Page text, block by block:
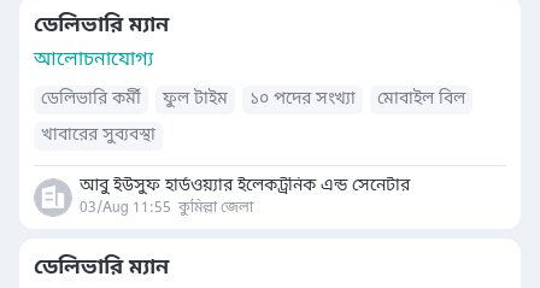
ডেলিভারি ম্যান
আলোচনাযোগ্য
ডেলিভারি কর্মী ফুল টাইম ১০ পদের সংখ্যা
মোবাইল বিল
খাবারের সুব্যবস্থা
আবু ইউসুফ হার্ডওয়্যার ইলেকট্রনিক এন্ড সেনেটার
03/Aug 11:55 কুমিল্লা জেলা
ডেলিভারি ম্যান